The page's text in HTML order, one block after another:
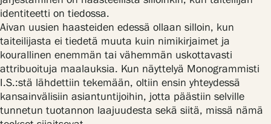
identiteetti on tiedossa.
Aivan uusien haasteiden edessä ollaan silloin, kun
taiteilijasta ei tiedetä muuta kuin nimikirjaimet ja
kourallinen enemmän tai vähemmän uskottavasti
attribuoituja maalauksia. Kun näyttelyä Monogrammisti
I.S.:stä lähdettiin tekemään, oltiin ensin yhteydessä
kansainvälisiin asiantuntijoihin, jotta päästiin selville
tunnetun tuotannon laajuudesta sekä siitä, missä nämä